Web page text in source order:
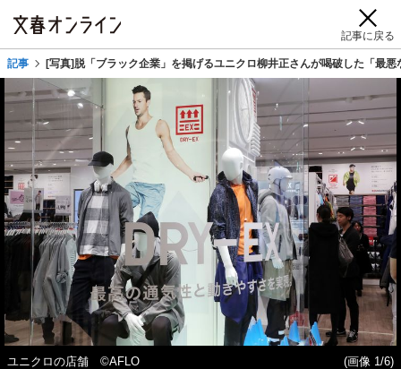
記事に戻る
記事 [写真]脱「ブラック企業」を掲げるユニクロ柳井正さんが喝破した「最悪
ユニクロの店舗 ©AFLO (画像 1/6)